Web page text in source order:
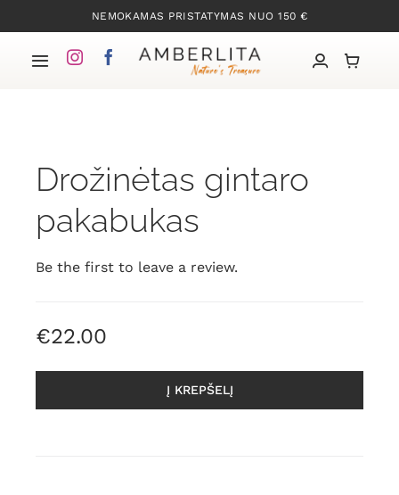
to
content
NEMOKAMAS PRISTATYMAS NUO 150 €
Toggle
Mūsų kolekcijos
Apie Gintarą
Mūsų istorija
Drožinėtas gintaro
pakabukas
Be the first to leave a review.
€22.00
Į KREPŠELĮ